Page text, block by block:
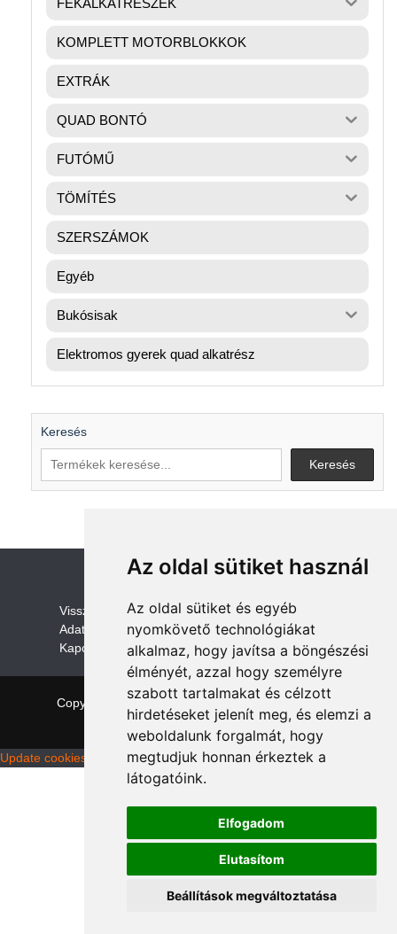
Az oldal sütiket használ
Az oldal sütiket és egyéb
nyomkövető technológiákat
alkalmaz, hogy javítsa a böngészési
élményét, azzal hogy személyre
szabott tartalmakat és célzott
hirdetéseket jelenít meg, és elemzi a
weboldalunk forgalmát, hogy
megtudjuk honnan érkeztek a
látogatóink.
Elfogadom
Elutasítom
Beállítások megváltoztatása
FÉKALKATRÉSZEK
KOMPLETT MOTORBLOKKOK
EXTRÁK
QUAD BONTÓ
FUTÓMŰ
TÖMÍTÉS
SZERSZÁMOK
Egyéb
Bukósisak
Elektromos gyerek quad alkatrész
Keresés
Keresés
Visszaküldési és visszatérítési szabályzat
Adatvédelem /GDPR
Kapcsolat
Copyright © 2026 quadalkatreszek.com | Theme:
NewStoreby ThemeFarmer
Update cookies preferences